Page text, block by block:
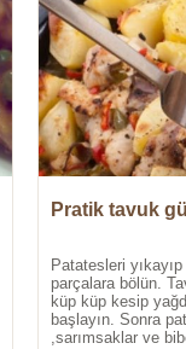
Pratik tavuk
Patatesleri
parçalara bölün.
küp küp kesip
başlayın. Sonra
,sarımsaklar ve